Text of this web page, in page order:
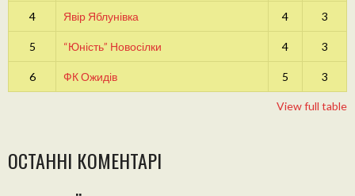
4 Явір Яблунівка 4 3
5 “Юність” Новосілки 4 3
6 ФК Ожидів 5 3
View full table
ОСТАННІ КОМЕНТАРІ